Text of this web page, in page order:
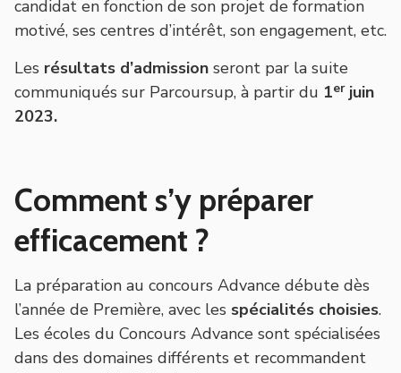
candidat en fonction de son projet de formation
motivé, ses centres d’intérêt, son engagement, etc.
Les résultats d’admission seront par la suite
communiqués sur Parcoursup, à partir du 1erjuin
2023.
Comment s’y préparer
efficacement ?
La préparation au concours Advance débute dès
l’année de Première, avec les spécialités choisies.
Les écoles du Concours Advance sont spécialisées
dans des domaines différents et recommandent